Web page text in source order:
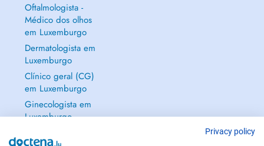
Oftalmologista -
Médico dos olhos
em Luxemburgo
Dermatologista em
Luxemburgo
Clínico geral (CG)
em Luxemburgo
Ginecologista em
Luxemburgo
Privacy policy